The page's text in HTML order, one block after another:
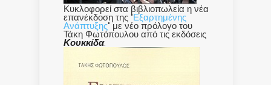
Κυκλοφορεί στα βιβλιοπωλεία η νέα
επανέκδοση της "Εξαρτημένης
Ανάπτυξης" με νέο πρόλογο του
Τάκη Φωτόπουλου από τις εκδόσεις
Κουκκίδα.